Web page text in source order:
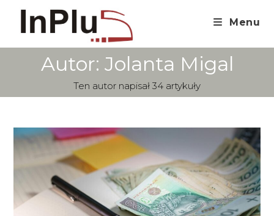
Menu
Autor: Jolanta Migal
Ten autor napisał 34 artykuły